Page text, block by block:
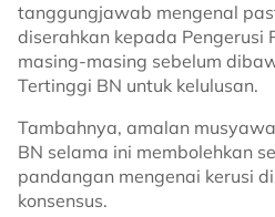
tanggungjawab mengenal
diserahkan kepada Pengerusi
masing-masing sebelum
Tertinggi BN untuk kelulusan.
Tambahnya, amalan
BN selama ini membolehkan
pandangan mengenai kerusi
konsensus.